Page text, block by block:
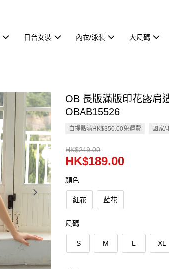
日台女裝 內衣/泳裝 大尺碼
OB 長版滿版印花露肩
OBAB15526
自提點滿HK$350.00免運費 國家/
HK$249.00
HK$189.00
顏色
紅花 藍花
尺碼
S M L XL